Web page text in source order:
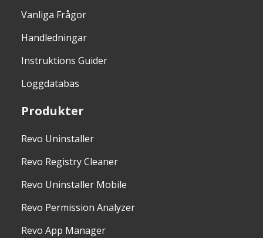
Vanliga Frågor
Handledningar
Instruktions Guider
Loggdatabas
Produkter
Revo Uninstaller
Revo Registry Cleaner
Revo Uninstaller Mobile
Revo Permission Analyzer
Revo App Manager